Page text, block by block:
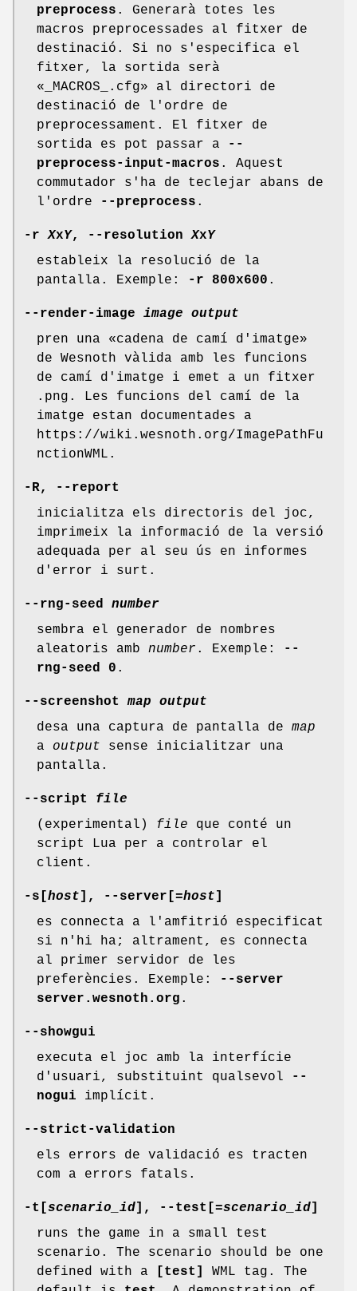
preprocess . Generarà totes les
macros preprocessades al fitxer de
destinació. Si no s'especifica el
fitxer, la sortida serà
«_MACROS_.cfg» al directori de
destinació de l'ordre de
preprocessament. El fitxer de
sortida es pot passar a
--
preprocess-input-macros . Aquest
commutador s'ha de teclejar abans de
l'ordre
--preprocess .
-rXxY, --resolutionXxY
estableix la resolució de la
pantalla. Exemple:
-r 800x600 .
--render-image image
output
pren una «cadena de camí d'imatge»
de Wesnoth vàlida amb les funcions
de camí d'imatge i emet a un fitxer
.png. Les funcions del camí de la
imatge estan documentades a
https://wiki.wesnoth.org/ImagePathFu
nctionWML.
-R, --report
inicialitza els directoris del joc,
imprimeix la informació de la versió
adequada per al seu ús en informes
d'error i surt.
--rng-seed number
sembra el generador de nombres
aleatoris amb number . Exemple:
--
rng-seed
0 .
--screenshot map
output
desa una captura de pantalla de map
a output sense inicialitzar una
pantalla.
--script
file
(experimental) file que conté un
script Lua per a controlar el
client.
-s[ host ], --server[ =host
es connecta a l'amfitrió especificat
si n'hi ha; altrament, es connecta
al primer servidor de les
preferències. Exemple:
--server
server.wesnoth.org .
--showgui
executa el joc amb la interfície
d'usuari, substituint qualsevol
--
nogui implícit.
--strict-validation
els errors de validació es tracten
com a errors fatals.
-t[ scenario_id ], --test[ =scenario_id
runs the game in a small test
scenario. The scenario should be one
defined with a
[test]
WML tag. The